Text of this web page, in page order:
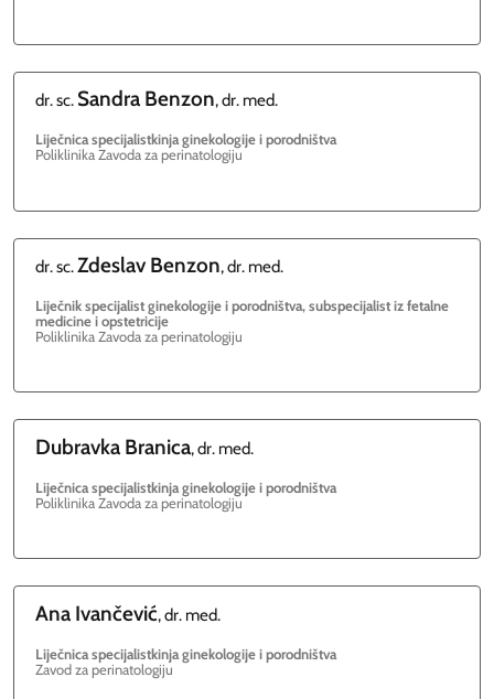
dr. sc. Sandra Benzon, dr. med.
Liječnica specijalistkinja ginekologije i porodništva
Poliklinika Zavoda za perinatologiju
dr. sc.Zdeslav Benzon, dr. med.
Liječnik specijalist ginekologije i porodništva, subspecijalist iz fetalne
medicine i opstetricije
Poliklinika Zavoda za perinatologiju
Dubravka Branica, dr. med.
Liječnica specijalistkinja ginekologije i porodništva
Poliklinika Zavoda za perinatologiju
Ana Ivančević, dr. med.
Liječnica specijalistkinja ginekologije i porodništva
Zavod za perinatologiju